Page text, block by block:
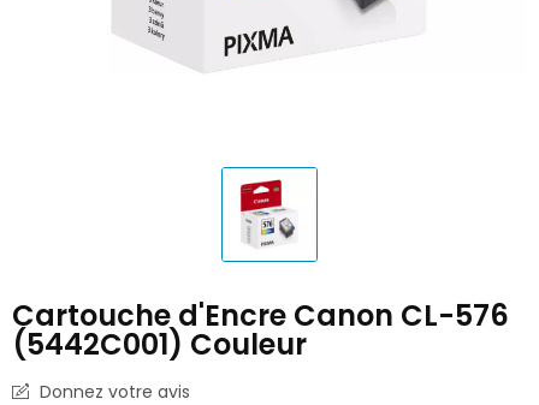
Cartouche d'Encre Canon CL-576
(5442C001) Couleur
Donnez votre avis